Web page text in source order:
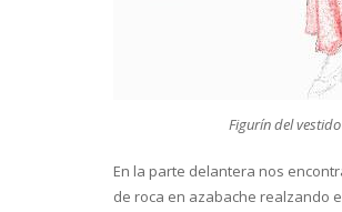
Figurín del
En la parte delantera nos
de roca en azabache realzando